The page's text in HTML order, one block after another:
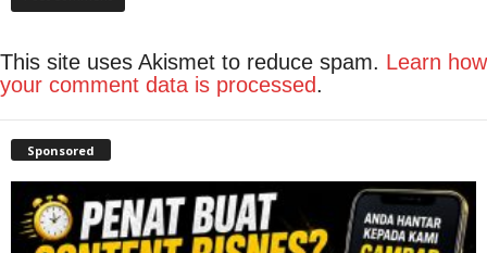
This site uses Akismet to reduce spam. Learn how
your comment data is processed.
Sponsored